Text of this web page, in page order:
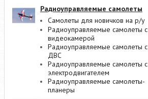
Радиоуправляемые самолеты
Самолеты для новичков на р/у
Радиоуправляемые самолеты с
видеокамерой
Радиоуправляемые самолеты с
ДВС
Радиоуправляемые самолеты с
электродвигателем
Радиоуправляемые самолеты-
планеры